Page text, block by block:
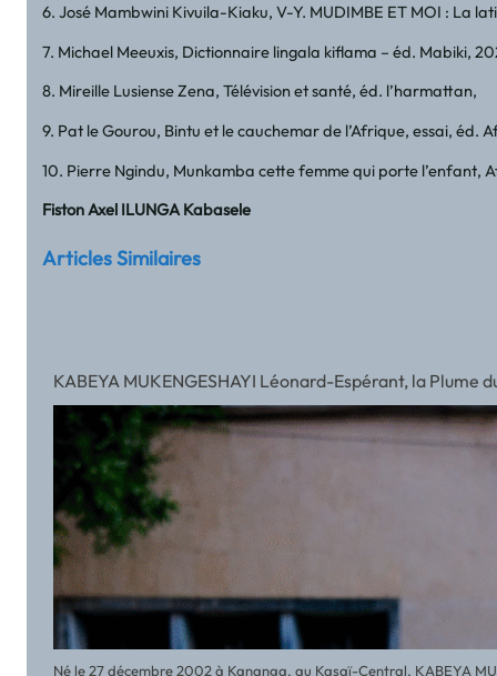
6. José Mambwini Kivuila-Kiaku, V-Y. MUDIMBE ET MOI : La
7. Michael Meeuxis, Dictionnaire lingala kiflama – éd. Mabiki,
8. Mireille Lusiense Zena, Télévision et santé, éd. l’harmattan,
9. Pat le Gourou, Bintu et le cauchemar de l’Afrique, essai, éd.
10. Pierre Ngindu, Munkamba cette femme qui porte l’enfant,
Fiston Axel ILUNGA Kabasele
Articles Similaires
KABEYA MUKENGESHAYI Léonard-Espérant, la Plume
Né le 27 décembre 2002 à Kananga, au Kasaï-Central, KABEYA